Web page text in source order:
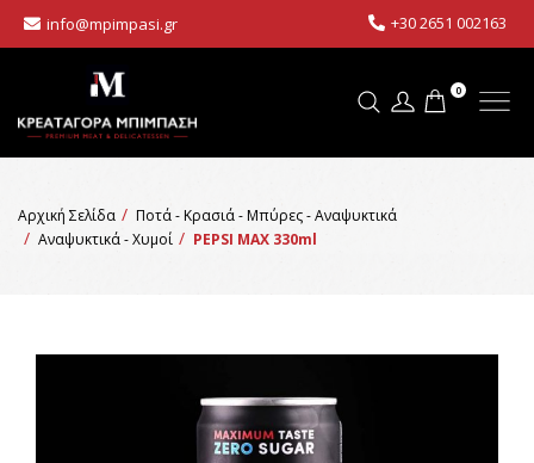
info@mpimpasi.gr +30 2651 002163
0
Αρχική Σελίδα
Ποτά - Κρασιά - Μπύρες - Αναψυκτικά
Αναψυκτικά - Χυμοί
PEPSI MAX 330ml